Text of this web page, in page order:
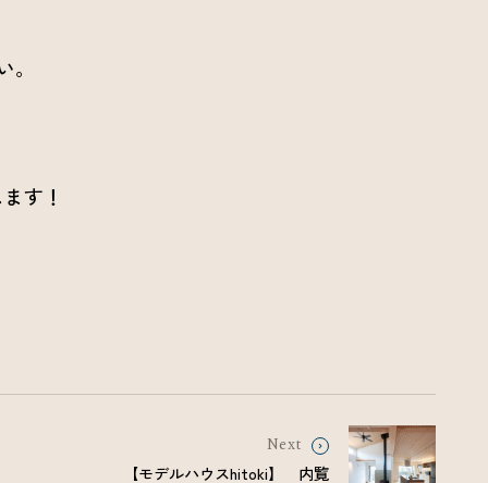
す！
Next
【モデルハウスhitoki】 内覧